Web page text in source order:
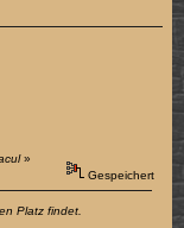
»
Gespeichert
Platz findet.